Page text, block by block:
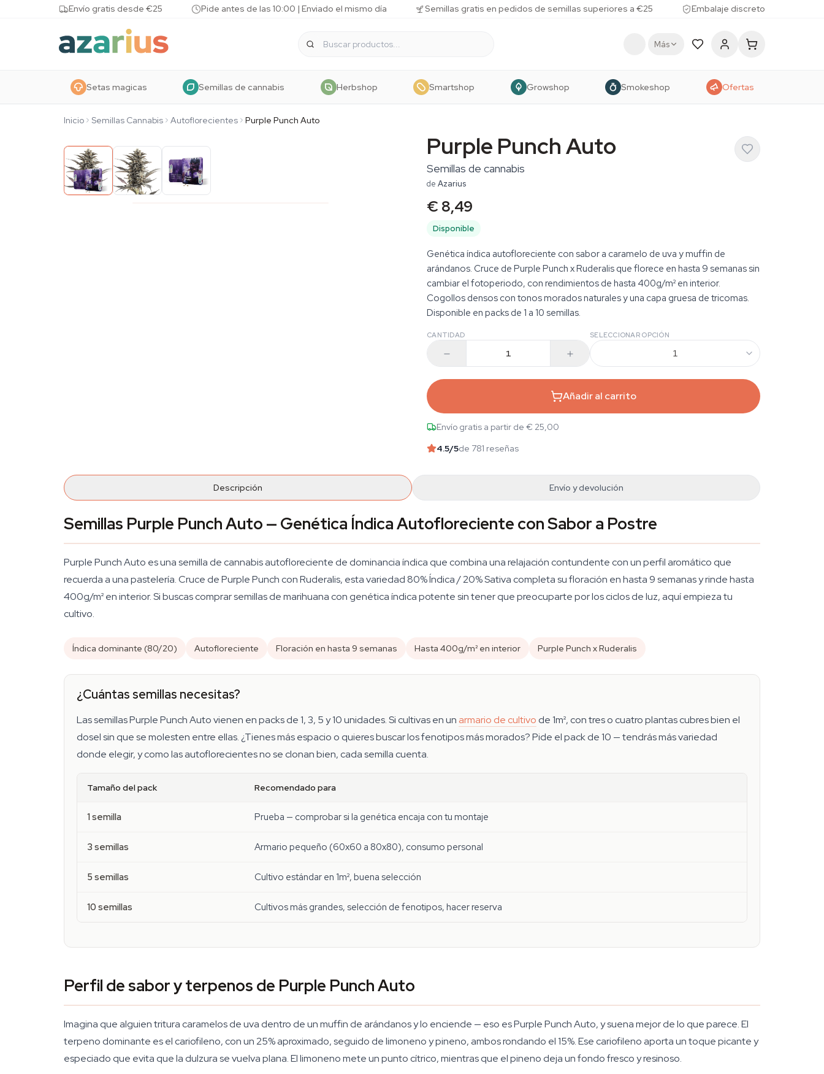
Skip to contentEnvío gratis desde €25 Pide antes de las 10:00 | Enviado el mismo día Semillas gratis en pedidos de semillas superiores a €25 Embalaje discreto
Más
Setas magicas Semillas de cannabis Herbshop Smartshop Growshop Smokeshop Ofertas
Inicio Semillas Cannabis Autoflorecientes Purple Punch Auto
Purple Punch Auto
Semillas de cannabis
de Azarius
€ 8,49
Disponible
Genética índica autofloreciente con sabor a caramelo de uva y muffin de
arándanos. Cruce de Purple Punch x Ruderalis que florece en hasta 9 semanas sin
cambiar el fotoperiodo, con rendimientos de hasta 400g/m² en interior.
Cogollos densos con tonos morados naturales y una capa gruesa de tricomas.
Disponible en packs de 1 a 10 semillas.
CANTIDAD SELECCIONAR OPCIÓN
1
Añadir al carrito
Envío gratis a partir de € 25,00
4.5/5de 781 reseñas
Descripción Envío y devolución
Semillas Purple Punch Auto — Genética Índica Autofloreciente con Sabor a Postre
Purple Punch Auto es una semilla de cannabis autofloreciente de dominancia índica que combina una relajación contundente con un perfil aromático que
recuerda a una pastelería. Cruce de Purple Punch con Ruderalis, esta variedad 80% Índica / 20% Sativa completa su floración en hasta 9 semanas y rinde hasta
400g/m² en interior. Si buscas comprar semillas de marihuana con genética índica potente sin tener que preocuparte por los ciclos de luz, aquí empieza tu
cultivo.
Índica dominante (80/20) Autofloreciente Floración en hasta 9 semanas Hasta 400g/m² en interior Purple Punch x Ruderalis
¿Cuántas semillas necesitas?
Las semillas Purple Punch Auto vienen en packs de 1, 3, 5 y 10 unidades. Si cultivas en un armario de cultivo de 1m², con tres o cuatro plantas cubres bien el
dosel sin que se molesten entre ellas. ¿Tienes más espacio o quieres buscar los fenotipos más morados? Pide el pack de 10 — tendrás más variedad
donde elegir, y como las autoflorecientes no se clonan bien, cada semilla cuenta.
Tamaño del pack Recomendado para
1 semilla Prueba — comprobar si la genética encaja con tu montaje
3 semillas Armario pequeño (60x60 a 80x80), consumo personal
5 semillas Cultivo estándar en 1m², buena selección
10 semillas Cultivos más grandes, selección de fenotipos, hacer reserva
Perfil de sabor y terpenos de Purple Punch Auto
Imagina que alguien tritura caramelos de uva dentro de un muffin de arándanos y lo enciende — eso es Purple Punch Auto, y suena mejor de lo que parece. El
terpeno dominante es el cariofileno, con un 25% aproximado, seguido de limoneno y pineno, ambos rondando el 15%. Ese cariofileno aporta un toque picante y
especiado que evita que la dulzura se vuelva plana. El limoneno mete un punto cítrico, mientras que el pineno deja un fondo fresco y resinoso.